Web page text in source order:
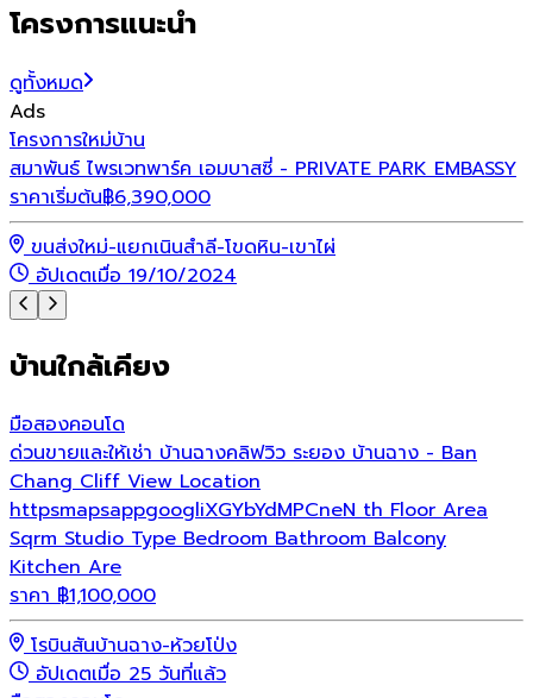
โครงการแนะนำ
ดูทั้งหมด
Ads
โครงการใหม่บ้าน
สมาพันธ์ ไพรเวทพาร์ค เอมบาสซี่ - PRIVATE PARK EMBASSY
ราคาเริ่มต้น฿6,390,000
ขนส่งใหม่-แยกเนินสำลี-โขดหิน-เขาไผ่
อัปเดตเมื่อ 19/10/2024
บ้านใกล้เคียง
มือสองคอนโด
ด่วนขายและให้เช่า บ้านฉางคลิฟวิว ระยอง บ้านฉาง - Ban
Chang Cliff View Location
httpsmapsappgoogliXGYbYdMPCneN th Floor Area
Sqrm Studio Type Bedroom Bathroom Balcony
Kitchen Are
ราคา ฿1,100,000
โรบินสันบ้านฉาง-ห้วยโป่ง
อัปเดตเมื่อ 25 วันที่แล้ว